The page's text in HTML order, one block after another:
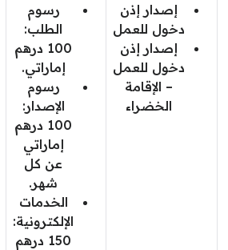
إصدار إذن
دخول للعمل
إصدار إذن
دخول للعمل
– الإقامة
الخضراء
رسوم
الطلب:
100 درهم
إماراتي.
رسوم
الإصدار:
100 درهم
إماراتي
عن كل
شهر.
الخدمات
الإلكترونية:
150 درهم